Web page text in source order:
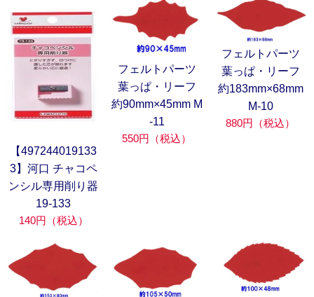
【497244019133
3】河口 チャコペ
ンシル専用削り器
19-133
140円（税込）
フェルトパーツ
葉っぱ・リーフ
約90mm×45mm M
-11
550円（税込）
フェルトパーツ
葉っぱ・リーフ
約183mm×68mm
M-10
880円（税込）